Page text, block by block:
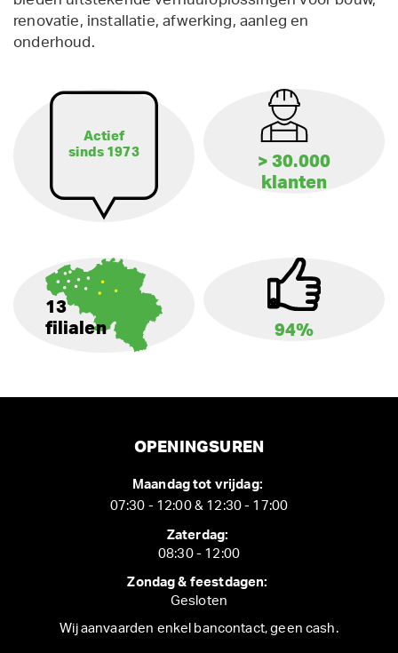
renovatie, installatie, afwerking, aanleg en
onderhoud.
Actief
sinds 1973
> 30.000
klanten
13
filialen
94%
OPENINGSUREN
Maandag tot vrijdag:
07:30 - 12:00 & 12:30 - 17:00
Zaterdag:
08:30 - 12:00
Zondag & feestdagen:
Gesloten
Wij aanvaarden enkel bancontact, geen cash.